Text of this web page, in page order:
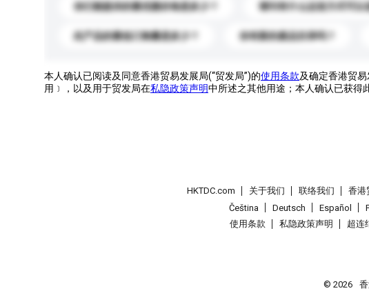
你们能提供的最优惠价格是多少？ 请问有什么运送方式可以
此产品的最低订购量是多少？ 你有新的產品目录吗？
本人确认已阅读及同意香港贸易发展局(“贸发局”)的使用条款及确定香港贸
用﹞，以及用于贸发局在私隐政策声明中所述之其他用途；本人确认已获得
HKTDC.com 关于我们 联络我们 香港
Čeština
Deutsch Español
使用条款
私隐政策声明 超连
© 2026